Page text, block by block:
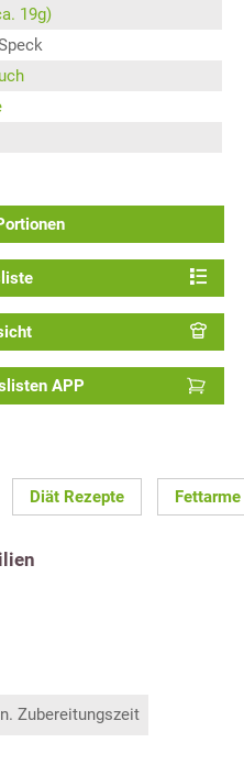
19g)
APP
Diät Rezepte
Zubereitungszeit